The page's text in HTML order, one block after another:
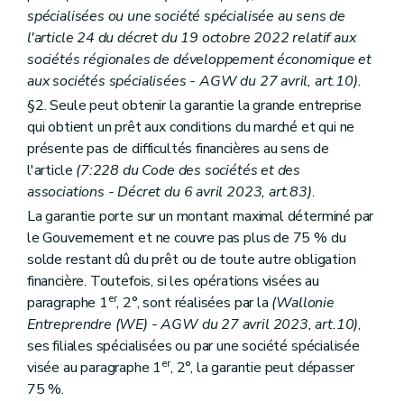
spécialisées ou une société spécialisée au sens de
l'article 24 du décret du 19 octobre 2022 relatif aux
sociétés régionales de développement économique et
aux sociétés spécialisées - AGW du 27 avril, art.10).
§2. Seule peut obtenir la garantie la grande entreprise
qui obtient un prêt aux conditions du marché et qui ne
présente pas de difficultés financières au sens de
l'article (7:228 du Code des sociétés et des
associations - Décret du 6 avril 2023, art.83).
La garantie porte sur un montant maximal déterminé par
le Gouvernement et ne couvre pas plus de 75 % du
solde restant dû du prêt ou de toute autre obligation
financière. Toutefois, si les opérations visées au
paragraphe 1er, 2°, sont réalisées par la (Wallonie
Entreprendre (WE) - AGW du 27 avril 2023, art.10),
ses filiales spécialisées ou par une société spécialisée
visée au paragraphe 1er, 2°, la garantie peut dépasser
75 %.